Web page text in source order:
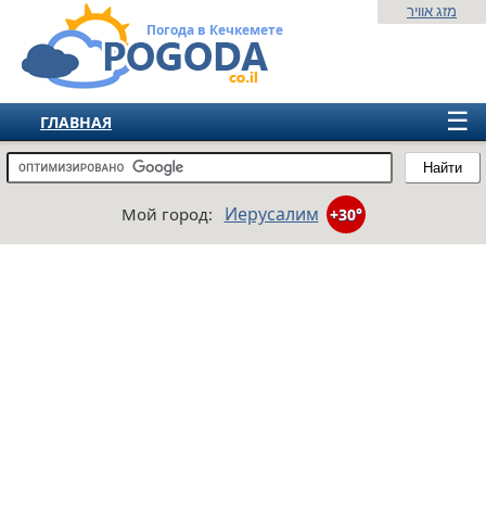
Погода в Кечкемете
Найти
מזג אוויר
☰
ГЛАВНАЯ
ИЗРАИЛЬ
ЕВРОПА
Мой город: Иерусалим +30°